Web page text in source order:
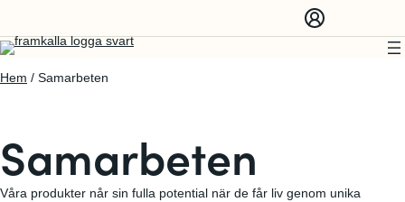
Hem / Samarbeten
Samarbeten
Våra produkter når sin fulla potential när de får liv genom unika